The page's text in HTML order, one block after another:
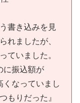
書き込みを見
れましたが、
ていました。
に振込額が
くなっていまし
もりだった』